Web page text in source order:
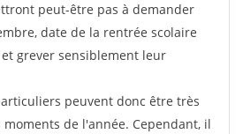
peut-être pas à demander
date de la rentrée scolaire
grever sensiblement leur
peuvent donc être très
de l'année. Cependant, il